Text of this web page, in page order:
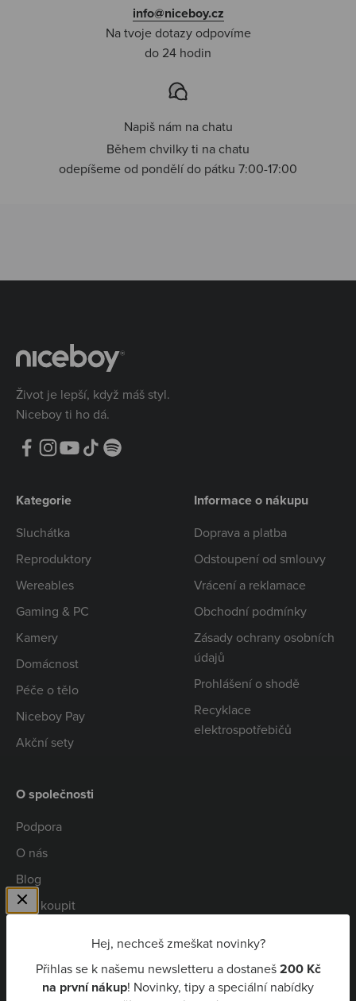
Hej, nechceš zmeškat novinky?
Přihlas se k našemu newsletteru a dostaneš200 Kč
na první nákup! Novinky, tipy a speciální nabídky
info@niceboy.cz
Na tvoje dotazy odpovíme
do 24 hodin
Napiš nám na chatu
Během chvilky ti na chatu
odepíšeme od pondělí do pátku 7:00-17:00
Život je lepší, když máš styl.
Niceboy ti ho dá.
Kategorie
Sluchátka
Reproduktory
Wereables
Gaming & PC
Kamery
Domácnost
Péče o tělo
Niceboy Pay
Akční sety
Informace o nákupu
Doprava a platba
Odstoupení od smlouvy
Vrácení a reklamace
Obchodní podmínky
Zásady ochrany osobních
údajů
Prohlášení o shodě
Recyklace
elektrospotřebičů
O společnosti
Podpora
O nás
Blog
Kde koupit
Niceboy Pay